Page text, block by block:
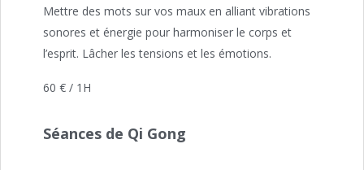
Mettre des mots sur vos maux en alliant vibrations
sonores et énergie pour harmoniser le corps et
l’esprit. Lâcher les tensions et les émotions.
60 € / 1H
Séances de Qi Gong